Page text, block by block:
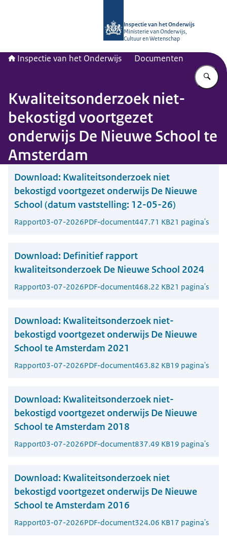
Inspectie van het Onderwijs
Ministerie van Onderwijs,
Cultuur en Wetenschap
Inspectie van het Onderwijs Documenten
Kwaliteitsonderzoek niet-
bekostigd voortgezet
onderwijs De Nieuwe School te
Amsterdam
Download: Kwaliteitsonderzoek niet
bekostigd voortgezet onderwijs De Nieuwe
School (datum vaststelling: 12-05-26)
Rapport03-07-2026PDF-document447.71 KB21 pagina's
Download: Definitief rapport
kwaliteitsonderzoek De Nieuwe School 2024
Rapport03-07-2026PDF-document468.22 KB21 pagina's
Download: Kwaliteitsonderzoek niet-
bekostigd voortgezet onderwijs De Nieuwe
School te Amsterdam 2021
Rapport03-07-2026PDF-document463.82 KB19 pagina's
Download: Kwaliteitsonderzoek niet-
bekostigd voortgezet onderwijs De Nieuwe
School te Amsterdam 2018
Rapport03-07-2026PDF-document837.49 KB19 pagina's
Download: Kwaliteitsonderzoek niet
bekostigd voortgezet onderwijs De Nieuwe
School te Amsterdam 2016
Rapport03-07-2026PDF-document324.06 KB17 pagina's